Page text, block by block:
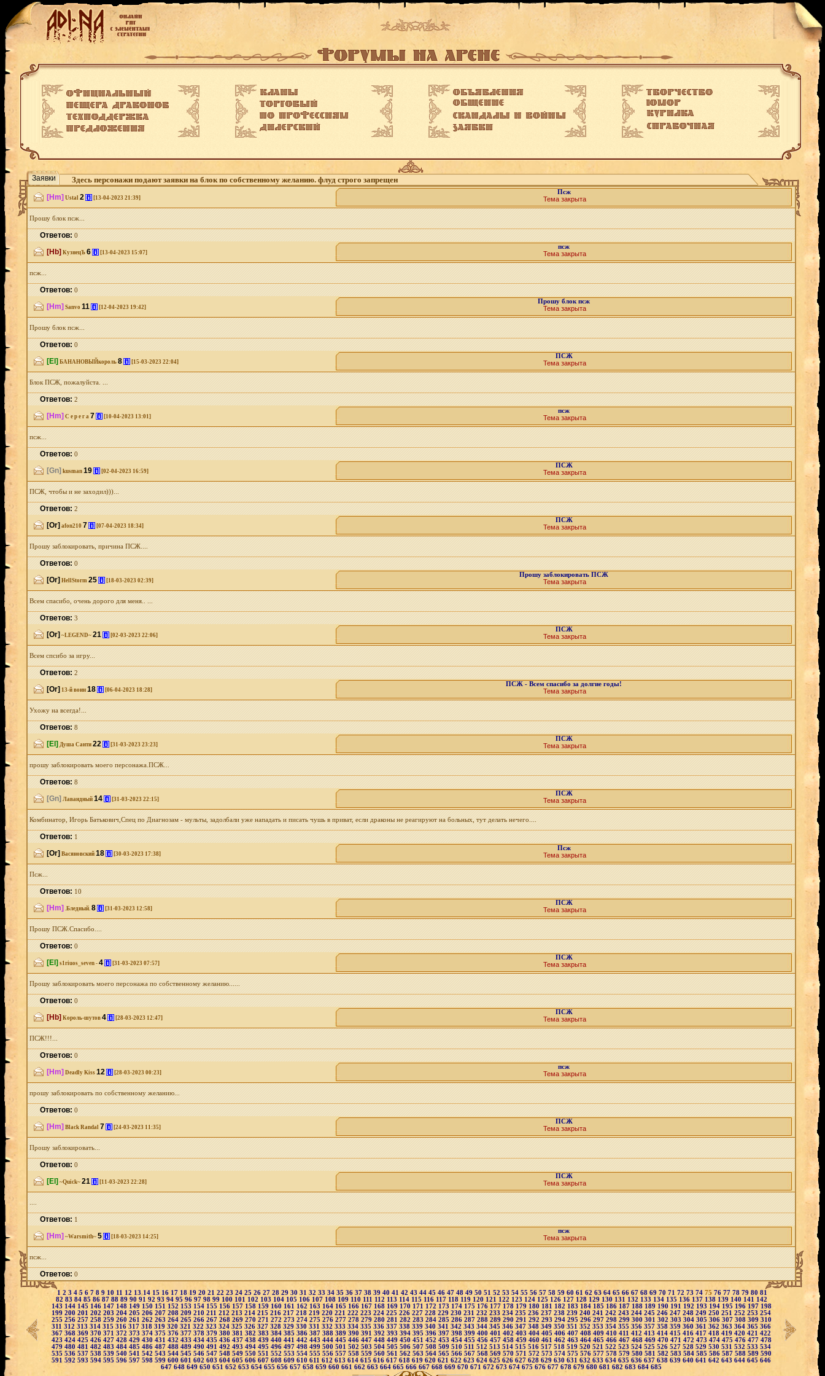
Заявки Здесь персонажи подают заявки на блок по собственному желанию. флуд строго запрещен
[Hm] Ustal 2 [i] [13-04-2023 21:39]
Псж
Тема закрыта
Прошу блок псж...
Ответов:0
[Hb] КузнецЪ 6 [i] [13-04-2023 15:07]
псж
Тема закрыта
псж...
Ответов:0
[Hm] Sanvo 11 [i] [12-04-2023 19:42]
Прошу блок псж
Тема закрыта
Прошу блок псж...
Ответов:0
[El] БАНАНОВЫЙкороль 8 [i] [15-03-2023 22:04]
ПСЖ
Тема закрыта
Блок ПСЖ, пожалуйста. ...
Ответов:2
[Hm] С е р е г а 7 [i] [10-04-2023 13:01]
псж
Тема закрыта
псж...
Ответов:0
[Gn] kusman 19 [i] [02-04-2023 16:59]
ПСЖ
Тема закрыта
ПСЖ, чтобы и не заходил)))...
Ответов:2
[Or] afon210 7 [i] [07-04-2023 18:34]
ПСЖ
Тема закрыта
Прошу заблокировать, причина ПСЖ....
Ответов:0
[Or] HellStorm 25 [i] [18-03-2023 02:39]
Прошу заблокировать ПСЖ
Тема закрыта
Всем спасибо, очень дорого для меня.. ...
Ответов:3
[Or] ~LEGEND~ 21 [i] [02-03-2023 22:06]
ПСЖ
Тема закрыта
Всем спсибо за игру...
Ответов:2
[Or] 13-й воин 18 [i] [06-04-2023 18:28]
ПСЖ - Всем спасибо за долгие годы!
Тема закрыта
Ухожу на всегда!...
Ответов:8
[El] Душа Санти 22 [i] [31-03-2023 23:23]
ПСЖ
Тема закрыта
прошу заблокировать моего персонажа.ПСЖ...
Ответов:8
[Gn] Лавандный 14 [i] [31-03-2023 22:15]
ПСЖ
Тема закрыта
Комбинатор, Игорь Батькович,Спец по Диагнозам - мульты, задолбали уже нападать и писать чушь в приват, если драконы не реагируют на больных, тут делать нечего....
Ответов:1
[Or] Васяновский 18 [i] [30-03-2023 17:38]
Псж
Тема закрыта
Псж...
Ответов:10
[Hm] .Бледный. 8 [i] [31-03-2023 12:58]
ПСЖ
Тема закрыта
Прошу ПСЖ.Спасибо....
Ответов:0
[El] s1riuos_seven - 4 [i] [31-03-2023 07:57]
ПСЖ
Тема закрыта
Прошу заблокировать моего персонажа по собственному желанию......
Ответов:0
[Hb] Король-шутов 4 [i] [28-03-2023 12:47]
ПСЖ
Тема закрыта
ПСЖ!!!...
Ответов:0
[Hm] Deadly Kiss 12 [i] [28-03-2023 00:23]
псж
Тема закрыта
прошу заблокировать по собственному желанию...
Ответов:0
[Hm] Black Randal 7 [i] [24-03-2023 11:35]
ПСЖ
Тема закрыта
Прошу заблокировать...
Ответов:0
[El] ~Quick~ 21 [i] [11-03-2023 22:28]
ПСЖ
Тема закрыта
....
Ответов:1
[Hm] ~Warsmith~ 5 [i] [18-03-2023 14:25]
псж
Тема закрыта
псж...
Ответов:0
1 2 3 45 6 7 8 9 10 11 12 1314 15 16 17 1819 20 21 22 23 24 25 26 27 28 29 30 3132 33 34 35 36 37 38 39 40 41 42 43 44 45 46 47 48 49 50 51 52 53 54 55 56 57 58 59 6061 62 63 64 65 66 67 68 69 70 71 72 73 74 75 76 77 78 79 80 81
82 83 84 85 86 87 88 89 90 91 92 93 94 95 96 97 98 99 100 101 102 103 104 105 106 107 108 109 110 111 112 113 114 115 116 117118 119 120 121 122 123 124 125 126 127 128 129 130 131 132 133 134 135 136 137 138 139 140 141
142
143 144 145 146 147 148 149 150 151 152 153 154 155 156 157 158 159 160 161 162 163 164 165 166 167 168 169 170 171 172 173 174 175 176 177 178 179 180 181 182 183 184 185 186 187 188 189 190 191 192 193 194 195 196 197 198
199 200 201 202 203 204 205 206 207 208 209 210 211 212 213 214 215 216 217 218 219 220 221 222 223 224 225 226227 228 229 230 231 232 233 234 235 236 237 238 239 240 241 242 243 244 245 246 247 248 249 250 251 252 253 254
255 256 257 258 259 260 261 262 263 264 265 266 267 268 269 270 271 272 273 274 275 276 277 278 279 280 281 282 283 284 285 286 287 288 289 290 291 292 293 294 295 296 297 298 299 300 301 302 303 304 305 306 307 308 309 310
311 312 313 314 315 316 317 318 319 320 321 322 323 324 325 326 327 328 329 330 331 332 333 334 335 336 337 338 339 340 341 342 343 344 345 346 347 348 349 350 351 352 353 354 355 356 357 358 359 360 361 362 363 364 365 366
367 368 369 370 371 372 373 374 375 376 377 378 379 380 381 382 383 384 385 386 387 388 389 390 391 392 393 394 395 396 397 398 399 400 401 402 403 404 405 406 407 408 409 410 411 412 413 414 415 416 417 418 419 420 421 422
423 424 425 426 427 428 429 430 431 432 433 434 435 436 437 438 439 440 441 442 443 444 445 446 447 448 449 450 451 452 453 454 455 456 457 458 459 460 461 462 463 464 465 466 467 468 469 470 471 472 473 474 475 476 477 478
479 480 481 482 483 484 485 486 487 488 489 490 491 492 493 494 495 496 497 498 499 500 501 502 503 504 505 506 507 508 509 510 511 512 513 514 515 516 517 518 519 520 521 522 523 524 525 526 527 528 529 530 531 532 533 534
535 536 537 538 539 540 541 542 543 544 545 546 547 548 549 550 551 552 553 554 555 556 557 558 559 560 561 562 563 564 565 566 567 568 569 570 571 572 573 574 575 576 577 578 579 580 581 582 583 584 585 586 587 588 589 590
591 592 593 594 595 596 597 598 599 600 601 602 603 604 605 606 607 608 609 610 611 612 613 614 615 616 617 618 619 620 621 622 623 624 625 626 627 628 629 630 631 632 633 634 635 636 637 638 639 640 641 642 643 644 645 646
647 648 649 650 651 652 653 654 655 656 657 658 659 660 661 662 663 664 665 666 667 668 669 670 671 672 673 674 675 676 677 678 679 680 681 682 683 684 685